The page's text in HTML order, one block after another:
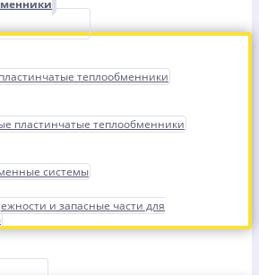
теплообменники
пластинчатые теплообменники
системы
и запасные части для